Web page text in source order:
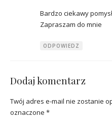
Bardzo ciekawy
Zapraszam do mnie
ODPOWIEDZ
Dodaj komentarz
Twój adres e-mail nie zostanie
oznaczone *